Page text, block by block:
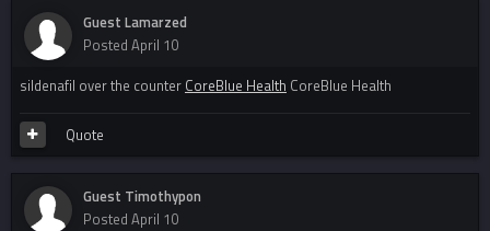
Guest Lamarzed
Posted April 10
sildenafil over the counter CoreBlue Health CoreBlue Health
Quote
Guest Timothypon
Posted April 10